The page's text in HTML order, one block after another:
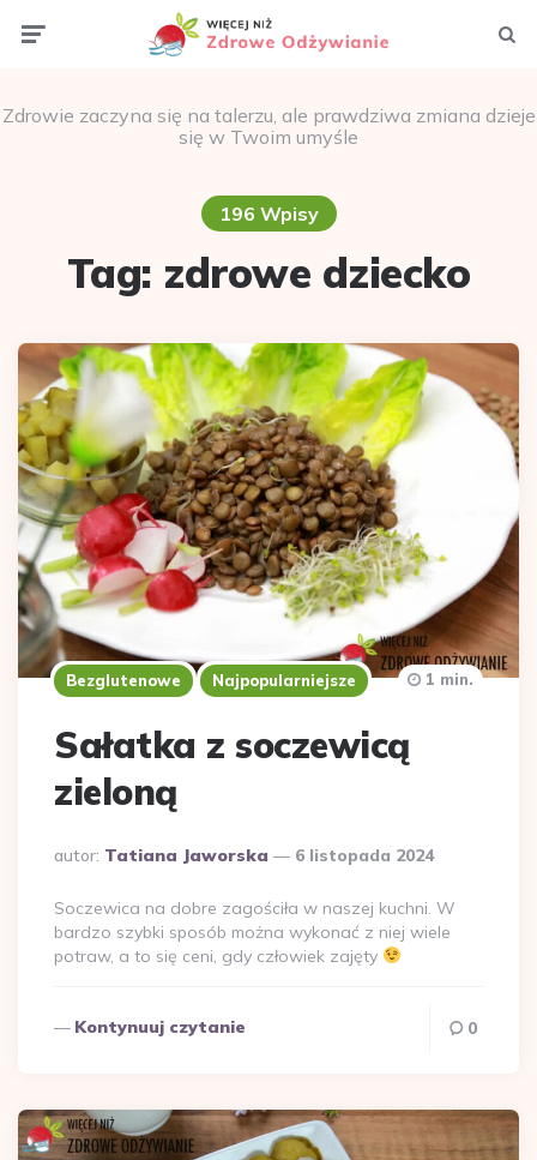
Zdrowie zaczyna się na talerzu, ale prawdziwa zmiana dzieje
się w Twoim umyśle
196 Wpisy
Tag: zdrowe dziecko
Bezglutenowe Najpopularniejsze
Sałatka z soczewicą
zieloną
Dodane
autor: Tatiana Jaworska 6 listopada 2024
1 min.
Soczewica na dobre zagościła w naszej kuchni. W
bardzo szybki sposób można wykonać z niej wiele
potraw, a to się ceni, gdy człowiek zajęty
Kontynuuj czytanie 0